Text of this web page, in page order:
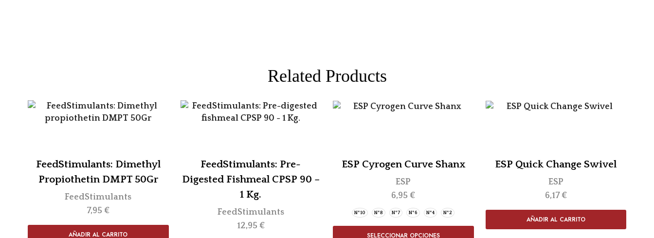
Related Products
FeedStimulants: Dimethyl
Propiothetin DMPT 50Gr
FeedStimulants
7,95€
AÑADIR AL CARRITO
FeedStimulants: Pre-
Digested Fishmeal CPSP 90 –
1 Kg.
FeedStimulants
12,95 €
ESP Cyrogen Curve Shanx
ESP
6,95€
Nº10 Nº8 Nº7 Nº6 Nº4 Nº2
SELECCIONAR OPCIONES
ESP Quick Change Swivel
ESP
6,17 €
AÑADIR AL CARRITO